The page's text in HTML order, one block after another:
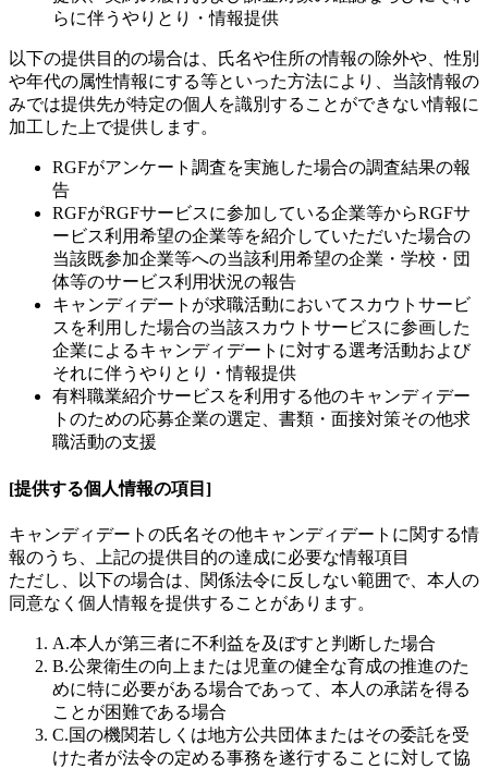
らに伴うやりとり・情報提供
以下の提供目的の場合は、氏名や住所の情報の除外や、性別
や年代の属性情報にする等といった方法により、当該情報の
みでは提供先が特定の個人を識別することができない情報に
加工した上で提供します。
RGFがアンケート調査を実施した場合の調査結果の報
告
RGFがRGFサービスに参加している企業等からRGFサ
ービス利用希望の企業等を紹介していただいた場合の
当該既参加企業等への当該利用希望の企業・学校・団
体等のサービス利用状況の報告
キャンディデートが求職活動においてスカウトサービ
スを利用した場合の当該スカウトサービスに参画した
企業によるキャンディデートに対する選考活動および
それに伴うやりとり・情報提供
有料職業紹介サービスを利用する他のキャンディデー
トのための応募企業の選定、書類・面接対策その他求
職活動の支援
[提供する個人情報の項目]
キャンディデートの氏名その他キャンディデートに関する情
報のうち、上記の提供目的の達成に必要な情報項目
ただし、以下の場合は、関係法令に反しない範囲で、本人の
同意なく個人情報を提供することがあります。
A.本人が第三者に不利益を及ぼすと判断した場合
B.公衆衛生の向上または児童の健全な育成の推進のた
めに特に必要がある場合であって、本人の承諾を得る
ことが困難である場合
C.国の機関若しくは地方公共団体またはその委託を受
けた者が法令の定める事務を遂行することに対して協